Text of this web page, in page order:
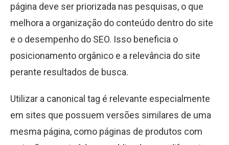
página deve ser priorizada nas pesquisas, o que
melhora a organização do conteúdo dentro do site
e o desempenho do SEO. Isso beneficia o
posicionamento orgânico e a relevância do site
perante resultados de busca.
Utilizar a canonical tag é relevante especialmente
em sites que possuem versões similares de uma
mesma página, como páginas de produtos com